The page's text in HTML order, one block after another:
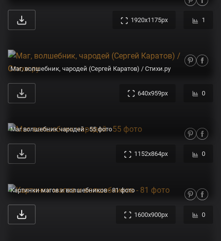
1920x1175px 1
Маг, волшебник, чародей (Сергей Каратов) / Стихи.ру
640x959px 0
Маг волшебник чародей - 55 фото
1152x864px 0
Картинки магов и волшебников - 81 фото
1600x900px 0